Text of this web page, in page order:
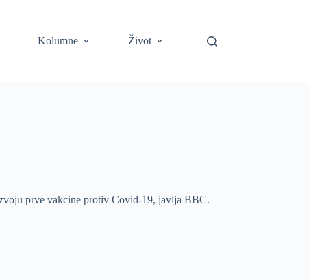
Kolumne Život
prve vakcine protiv Covid-19, javlja BBC.